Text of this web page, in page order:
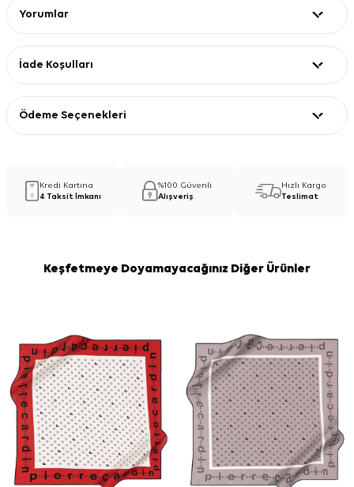
Yorumlar
İade Koşulları
Ödeme Seçenekleri
Kredi Kartına
4 Taksit İmkanı
%100 Güvenli
Alışveriş
Hızlı Kargo
Teslimat
Keşfetmeye Doyamayacağınız Diğer Ürünler